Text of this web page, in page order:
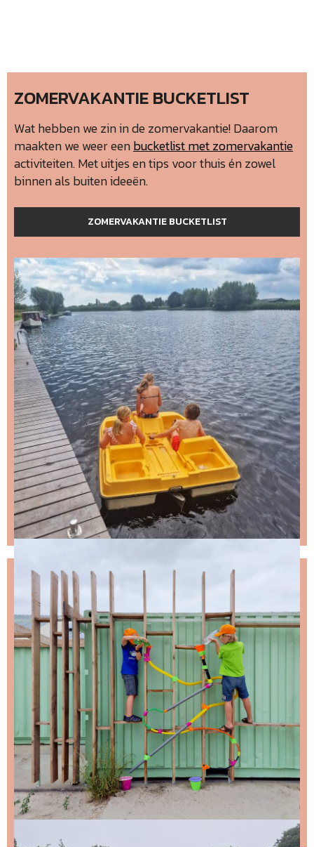
ZOMERVAKANTIE BUCKETLIST
Wat hebben we zin in de zomervakantie! Daarom
maakten we weer eenbucketlist met zomervakantie
activiteiten. Met uitjes en tips voor thuis én zowel
binnen als buiten ideeën.
ZOMERVAKANTIE BUCKETLIST
NIKS LEUKS MISSEN?
Schrijf je in voor de nieuwsbrief, dan stuur ik je
ongeveer twee keer per maand een leuke mail.
Stap 1 – vul je emailadres in en klik op de knop:
Stap 2 – open de email en bevestig je inschrijving
(niks ontvangen, bekijk dan je spam folder).
Wil je niet wachten op de volgende nieuwsbrief?
Lees
dan hier de nieuwste nieuwsbrief